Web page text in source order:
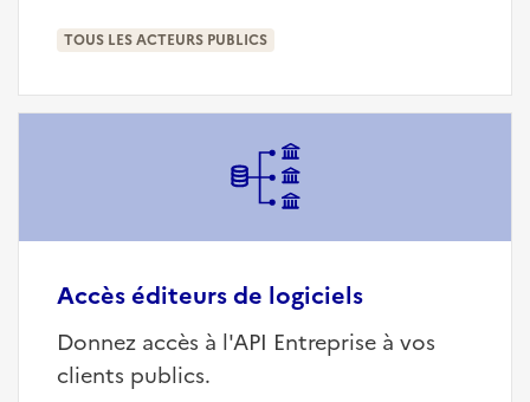
TOUS LES ACTEURS PUBLICS
Accès éditeurs de logiciels
Donnez accès à l'API Entreprise à vos
clients publics.